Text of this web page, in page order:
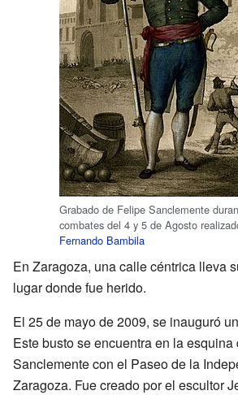
Grabado de Felipe Sanclemente
combates del 4 y 5 de Agosto
Fernando Bambila
En Zaragoza, una calle céntrica lleva
lugar donde fue herido.
El 25 de mayo de 2009, se inauguró
Este busto se encuentra en la
Sanclemente con el Paseo de la
Zaragoza. Fue creado por el escultor